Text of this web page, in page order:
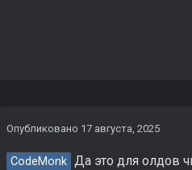
Опубликовано 17 августа, 2025
CodeMonk Да это для олдов